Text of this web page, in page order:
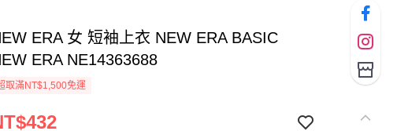
ERA 女 短袖上衣 NEW ERA BASIC
ERA NE14363688
取滿NT$1,500免運